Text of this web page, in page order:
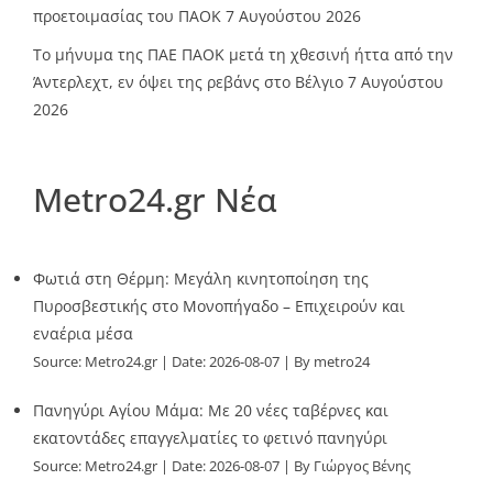
προετοιμασίας του ΠΑΟΚ 7 Αυγούστου 2026
Το μήνυμα της ΠΑΕ ΠΑΟΚ μετά τη χθεσινή ήττα από την
Άντερλεχτ, εν όψει της ρεβάνς στο Βέλγιο 7 Αυγούστου
2026
Metro24.gr Νέα
Φωτιά στη Θέρμη: Μεγάλη κινητοποίηση της
Πυροσβεστικής στο Μονοπήγαδο – Επιχειρούν και
εναέρια μέσα
Source: Metro24.gr Date: 2026-08-07 By metro24
Πανηγύρι Αγίου Μάμα: Με 20 νέες ταβέρνες και
εκατοντάδες επαγγελματίες το φετινό πανηγύρι
Source: Metro24.gr Date: 2026-08-07 By Γιώργος Βένης